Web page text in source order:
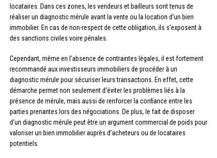
locataires. Dans ces zones, les vendeurs et bailleurs sont tenus de
réaliser un diagnostic mérule avant la vente ou la location d’un bien
immobilier. En cas de non-respect de cette obligation, ils s’exposent à
des sanctions civiles voire pénales.
Cependant, même en l’absence de contraintes légales, il est fortement
recommandé aux investisseurs immobiliers de procéder à un
diagnostic mérule pour sécuriser leurs transactions. En effet, cette
démarche permet non seulement d’éviter les problèmes liés à la
présence de mérule, mais aussi de renforcer la confiance entre les
parties prenantes lors des négociations. De plus, le fait de disposer
d’un diagnostic mérule peut être un argument commercial de poids pour
valoriser un bien immobilier auprès d’acheteurs ou de locataires
potentiels.